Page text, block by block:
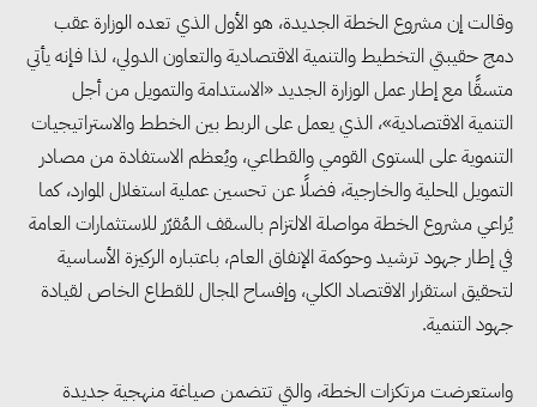
وقالت إن مشروع الخطة الجديدة، هو الأول الذي تعده الوزارة عقب
دمج حقيبتي التخطيط والتنمية الاقتصادية والتعاون الدولي، لذا فإنه يأتي
متسقًا مع إطار عمل الوزارة الجديد «الاستدامة والتمويل من أجل
التنمية الاقتصادية»، الذي يعمل على الربط بين الخطط والاستراتيجيات
التنموية على المستوى القومي والقطاعي، ويُعظم الاستفادة من مصادر
التمويل المحلية والخارجية، فضلًا عن تحسين عملية استغلال الموارد، كما
يُراعي مشروع الخطة مواصلة الالتزام بالسقف الـمُقرّر للاستثمارات العامة
في إطار جهود ترشيد وحوكمة الإنفاق العام، باعتباره الركيزة الأساسية
لتحقيق استقرار الاقتصاد الكلي، وإفساح المجال للقطاع الخاص لقيادة
جهود التنمية.
واستعرضت مرتكزات الخطة، والتي تتضمن صياغة منهجية جديدة